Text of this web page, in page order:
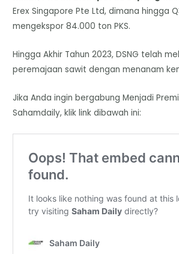
Erex Singapore Pte Ltd, dimana hingga
mengekspor 84.000 ton PKS.
Hingga Akhir Tahun 2023, DSNG telah
peremajaan sawit dengan menanam
Jika Anda ingin bergabung Menjadi
Sahamdaily, klik link dibawah ini: